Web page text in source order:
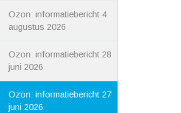
Ozon: informatiebericht 4
augustus 2026
Ozon: informatiebericht 28
juni 2026
Ozon: informatiebericht 27
juni 2026